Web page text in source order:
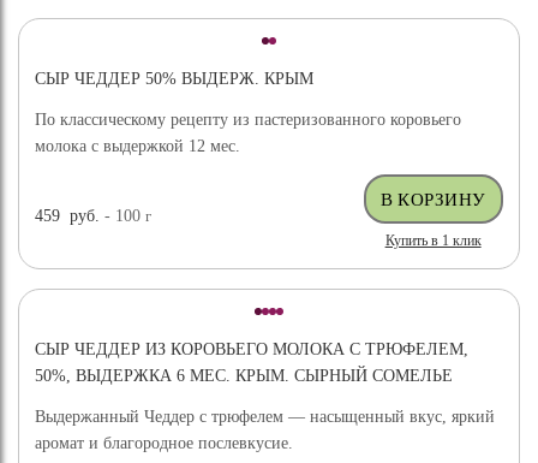
СЫР ЧЕДДЕР 50% ВЫДЕРЖ. КРЫМ
По классическому рецепту из пастеризованного коровьего
молока с выдержкой 12 мес.
459 руб. - 100г
Купить в 1 клик
СЫР ЧЕДДЕР ИЗ КОРОВЬЕГО МОЛОКА С ТРЮФЕЛЕМ,
50%, ВЫДЕРЖКА 6 МЕС. КРЫМ. СЫРНЫЙ СОМЕЛЬЕ
Выдержанный Чеддер с трюфелем — насыщенный вкус, яркий
аромат и благородное послевкусие.